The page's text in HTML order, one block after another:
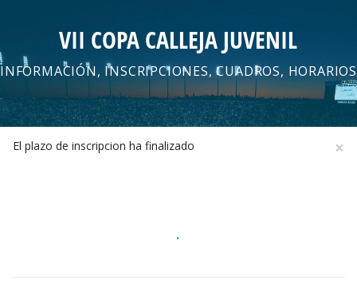
VII COPA CALLEJA JUVENIL
INFORMACIÓN, INSCRIPCIONES, CUADROS, HORARIOS
×
El plazo de inscripcion ha finalizado
.